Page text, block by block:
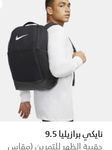
نايكي برازيليا 9.5
حقيبة الظهر للتمرين (مقاس